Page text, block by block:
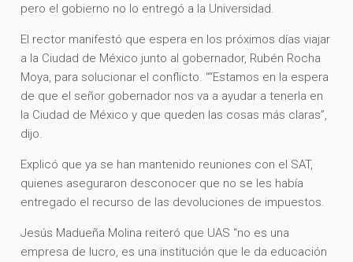
pero el gobierno no lo entregó a la Universidad.
El rector manifestó que espera en los próximos días viajar
a la Ciudad de México junto al gobernador, Rubén Rocha
Moya, para solucionar el conflicto. ““Estamos en la espera
de que el señor gobernador nos va a ayudar a tenerla en
la Ciudad de México y que queden las cosas más claras”,
dijo.
Explicó que ya se han mantenido reuniones con el SAT,
quienes aseguraron desconocer que no se les había
entregado el recurso de las devoluciones de impuestos.
Jesús Madueña Molina reiteró que UAS “no es una
empresa de lucro, es una institución que le da educación